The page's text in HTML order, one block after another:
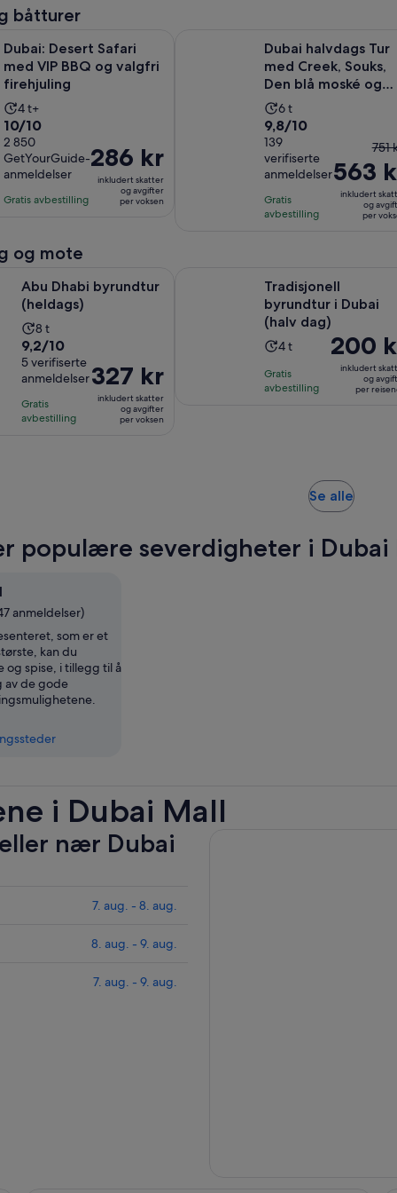
båtturer
Dubai: Desert Safari
med VIP BBQ og valgfri
firehjuling
Aktivitetens
varighet
er
4
timer
4 t+
10.0
av
10
med
2850
10/10
2 850
GetYourGuide-
anmeldelser
Gratis avbestilling
Prisen
er
286 kr
286 kr
inkludert skatter
og avgifter
per voksen
Dubai halvdags Tur
med Creek, Souks,
Den blå moské og
Dubai Frame Billetter
Aktivitetens
varighet
er
6
timer
6 t
9.8
av
10
med
139
anmeldelser
9,8/10
139
verifiserte
anmeldelser
Gratis
avbestilling
pris
var
751
og
563
per
751
563
inkludert
og
per
og mote
Abu Dhabi byrundtur
(heldags)
Aktivitetens
varighet
er
8
timer
8 t
9.2
av
10
med
5
9,2/10
5 verifiserte
anmeldelser
Gratis
avbestilling
Prisen
er
327 kr
327 kr
inkludert skatter
og avgifter
per voksen
Tradisjonell
byrundtur i Dubai
(halv dag)
Aktivitetens
er
4 t
Gratis
avbestilling
Prisen
er
200 kr
200
inkludert
og
per
Se alleÅpnes
ny
populære severdigheter i Dubai
anmeldelser)
som er et
kan du
og spise, i tillegg til å
av de gode
i Dubai Mall
nær Dubai
7. aug. - 8. aug.
8. aug. - 9. aug.
7. aug. - 9. aug.